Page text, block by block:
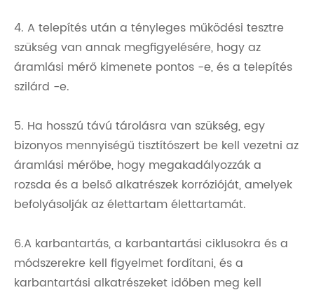
4. A telepítés után a tényleges működési tesztre
szükség van annak megfigyelésére, hogy az
áramlási mérő kimenete pontos -e, és a telepítés
szilárd -e.
5. Ha hosszú távú tárolásra van szükség, egy
bizonyos mennyiségű tisztítószert be kell vezetni az
áramlási mérőbe, hogy megakadályozzák a
rozsda és a belső alkatrészek korrózióját, amelyek
befolyásolják az élettartam élettartamát.
6.A karbantartás, a karbantartási ciklusokra és a
módszerekre kell figyelmet fordítani, és a
karbantartási alkatrészeket időben meg kell